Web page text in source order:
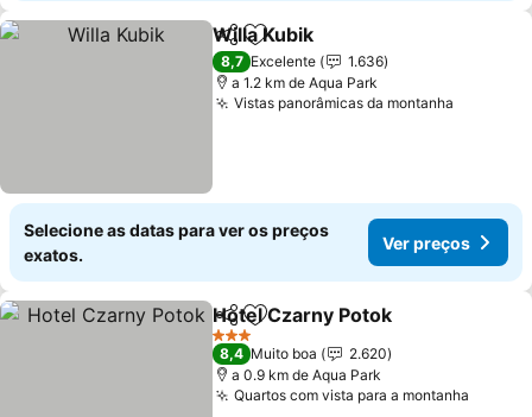
PartilharAdicionar aos favoritos
Willa Kubik
8,7 Excelente
1.636
a 1.2 km de Aqua Park
Vistas panorâmicas da montanha
Selecione as datas para ver os preços
exatos.
Ver preços
PartilharAdicionar aos favoritos
Hotel Czarny Potok
3 Estrelas
8,4 Muito boa
2.620
a 0.9 km de Aqua Park
Quartos com vista para a montanha